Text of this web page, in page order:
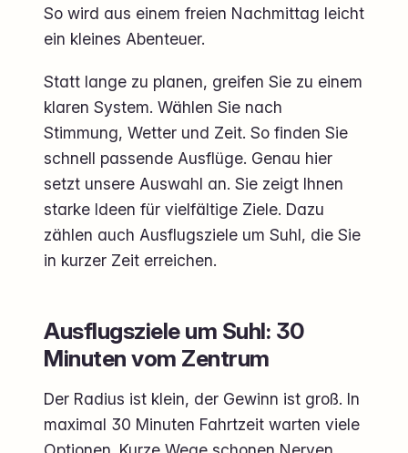
So wird aus einem freien Nachmittag leicht
ein kleines Abenteuer.
Statt lange zu planen, greifen Sie zu einem
klaren System. Wählen Sie nach
Stimmung, Wetter und Zeit. So finden Sie
schnell passende Ausflüge. Genau hier
setzt unsere Auswahl an. Sie zeigt Ihnen
starke Ideen für vielfältige Ziele. Dazu
zählen auch Ausflugsziele um Suhl, die Sie
in kurzer Zeit erreichen.
Ausflugsziele um Suhl: 30
Minuten vom Zentrum
Der Radius ist klein, der Gewinn ist groß. In
maximal 30 Minuten Fahrtzeit warten viele